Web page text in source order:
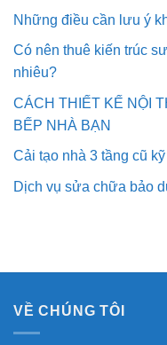
Những điều cần lưu ý
Có nên thuê kiến trúc
nhiêu?
CÁCH THIẾT KẾ NỘI
BẾP NHÀ BẠN
Cải tạo nhà 3 tầng cũ
Dịch vụ sửa chữa bảo
VỀ CHÚNG TÔI